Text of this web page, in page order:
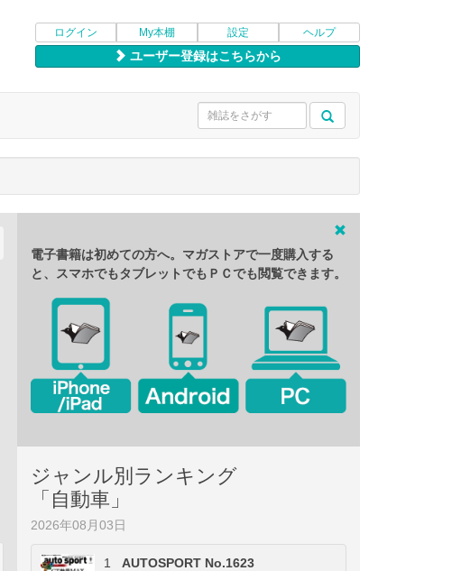
ログイン My本棚 設定 ヘルプ
ユーザー登録はこちらから
電子書籍は初めての方へ。マガストアで一度購入する
と、スマホでもタブレットでもＰＣでも閲覧できます。
ジャンル別ランキング
「自動車」
2026年08月03日
1 AUTOSPORT No.1623